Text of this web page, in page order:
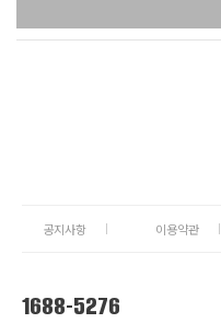
공지사항 이용약관
1688-5276